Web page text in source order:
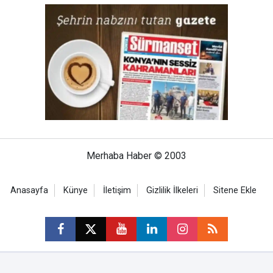
Merhaba Haber © 2003
Anasayfa Künye İletişim Gizlilik İlkeleri Sitene Ekle